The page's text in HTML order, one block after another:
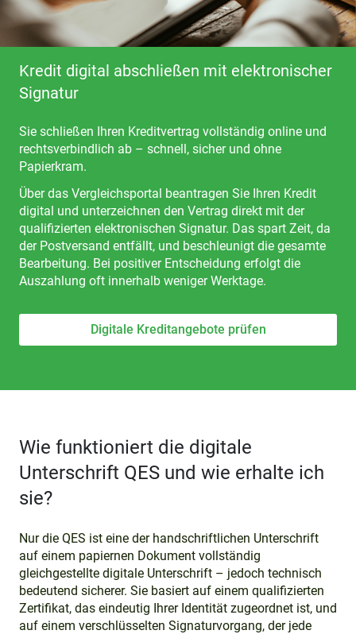
Kredit digital abschließen mit elektronischer
Signatur
Sie schließen Ihren Kreditvertrag vollständig online und
rechtsverbindlich ab – schnell, sicher und ohne
Papierkram.
Über das Vergleichsportal beantragen Sie Ihren Kredit
digital und unterzeichnen den Vertrag direkt mit der
qualifizierten elektronischen Signatur. Das spart Zeit, da
der Postversand entfällt, und beschleunigt die gesamte
Bearbeitung. Bei positiver Entscheidung erfolgt die
Auszahlung oft innerhalb weniger Werktage.
Digitale Kreditangebote prüfen
Wie funktioniert die digitale
Unterschrift QES und wie erhalte ich
sie?
Nur die QES ist eine der handschriftlichen Unterschrift
auf einem papiernen Dokument vollständig
gleichgestellte digitale Unterschrift – jedoch technisch
bedeutend sicherer. Sie basiert auf einem qualifizierten
Zertifikat, das eindeutig Ihrer Identität zugeordnet ist, und
auf einem verschlüsselten Signaturvorgang, der jede